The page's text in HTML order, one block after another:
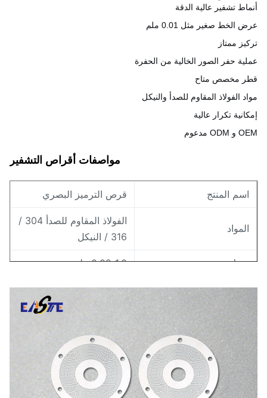
تشفير عالية الدقة
الخط صغير مثل 0.01 ملم
ممتاز
حفر الصور الخالية من الحفرة
مخصص متاح
الفولاذ المقاوم للصدأ والنيكل
تكرار عالية
مواصفات أقراص التشفير
المنتج قرص الترميز البصري
الفولاذ المقاوم للصدأ 304 /
0.02-1.0 ملم
±0.005 ملم
الأدنى لعرض الخط 0.01 ملم
مكشف الدوار